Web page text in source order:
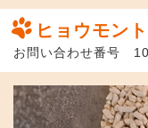
ヒョウモン
お問い合わせ番号